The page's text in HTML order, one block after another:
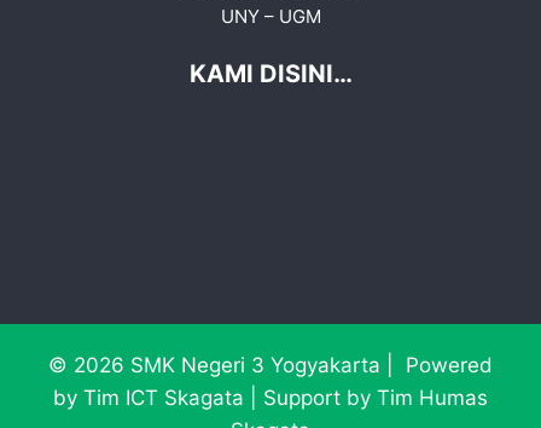
UNY– UGM
KAMI DISINI…
© 2026 SMK Negeri 3 Yogyakarta | Powered
by Tim ICT Skagata | Support by Tim Humas